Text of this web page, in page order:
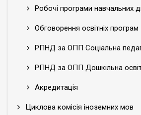
Робочі програми навчальних
Обговорення освітніх програм
РПНД за ОПП Соціальна
РПНД за ОПП Дошкільна
Акредитація
Циклова комісія іноземних мов